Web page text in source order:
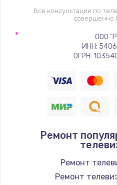
Восстановление
880
390
Замена
800
Все консультации по
совершенно
ООО
ИНН:
ОГРН:
Ремонт
Ремонт
Ремонт